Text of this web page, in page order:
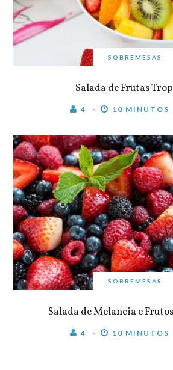
SOBREMESAS
Salada de Frutas
4 10 MINUTOS
SOBREMESAS
Salada de Melancia e
4 10 MINUTOS